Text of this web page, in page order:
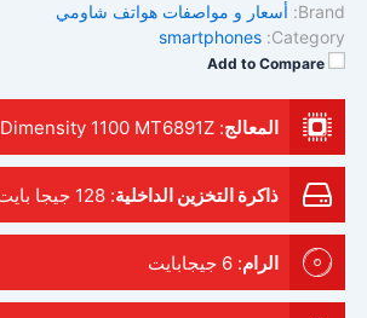
Brand: أسعار و مواصفات هواتف شاومي
Category:
smartphones
Add to Compare
المعالج:
Dimensity 1100 MT6891Z
ذاكرة التخزين الداخلية: 128 جيجا بايت
الرام: 6 جيجابايت